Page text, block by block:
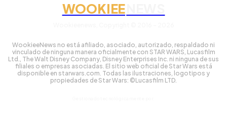
WOOKIEE
WookieeNews no está afiliado, asociado, autorizado, respaldado ni
vinculado de ninguna manera oficialmente con STAR WARS, Lucasfilm
Ltd., The Walt Disney Company, Disney Enterprises Inc. ni ninguna de sus
filiales o empresas asociadas. El sitio web oficial de Star Wars está
disponible en starwars.com. Todas las ilustraciones, logotipos y
propiedades de Star Wars: ©Lucasfilm LTD.